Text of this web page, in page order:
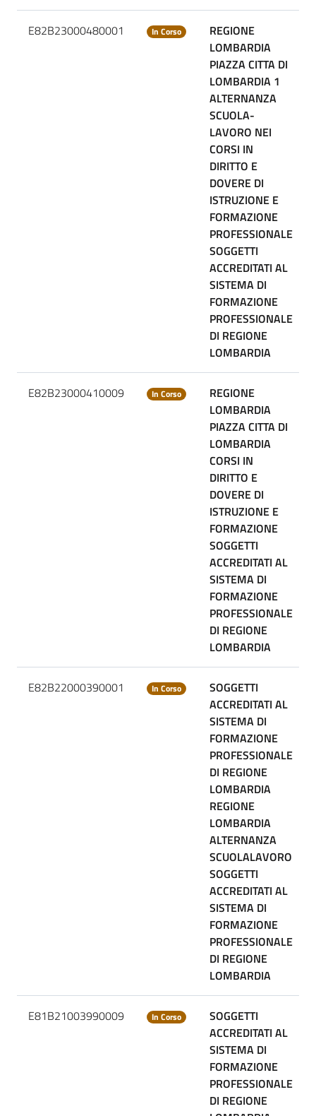
E82B23000480001 In Corso
REGIONE
LOMBARDIA
PIAZZA CITTA DI
LOMBARDIA 1
ALTERNANZA
SCUOLA-
LAVORO NEI
CORSI IN
DIRITTO E
DOVERE DI
ISTRUZIONE E
FORMAZIONE
PROFESSIONALE
SOGGETTI
ACCREDITATI AL
SISTEMA DI
FORMAZIONE
PROFESSIONALE
DI REGIONE
LOMBARDIA
E82B23000410009 In Corso
REGIONE
LOMBARDIA
PIAZZA CITTA DI
LOMBARDIA
CORSI IN
DIRITTO E
DOVERE DI
ISTRUZIONE E
FORMAZIONE
SOGGETTI
ACCREDITATI AL
SISTEMA DI
FORMAZIONE
PROFESSIONALE
DI REGIONE
LOMBARDIA
E82B22000390001 In Corso
SOGGETTI
ACCREDITATI AL
SISTEMA DI
FORMAZIONE
PROFESSIONALE
DI REGIONE
LOMBARDIA
REGIONE
LOMBARDIA
ALTERNANZA
SCUOLALAVORO
SOGGETTI
ACCREDITATI AL
SISTEMA DI
FORMAZIONE
PROFESSIONALE
DI REGIONE
LOMBARDIA
E81B21003990009 In Corso
SOGGETTI
ACCREDITATI AL
SISTEMA DI
FORMAZIONE
PROFESSIONALE
DI REGIONE